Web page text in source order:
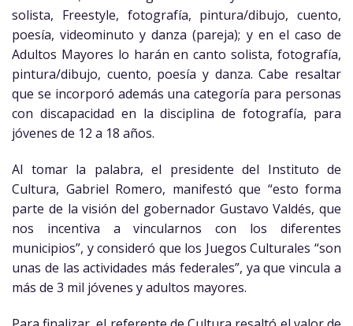
solista, Freestyle, fotografía, pintura/dibujo, cuento,
poesía, videominuto y danza (pareja); y en el caso de
Adultos Mayores lo harán en canto solista, fotografía,
pintura/dibujo, cuento, poesía y danza. Cabe resaltar
que se incorporó además una categoría para personas
con discapacidad en la disciplina de fotografía, para
jóvenes de 12 a 18 años.
Al tomar la palabra, el presidente del Instituto de
Cultura, Gabriel Romero, manifestó que “esto forma
parte de la visión del gobernador Gustavo Valdés, que
nos incentiva a vincularnos con los diferentes
municipios”, y consideró que los Juegos Culturales “son
unas de las actividades más federales”, ya que vincula a
más de 3 mil jóvenes y adultos mayores.